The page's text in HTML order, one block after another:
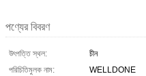
পণ্যের বিবরণ
উৎপত্তি স্থল:
চীন
পরিচিতিমুলক নাম:
WELLDONE